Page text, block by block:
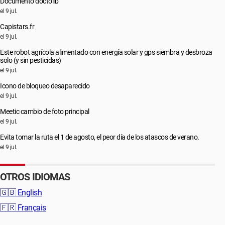
(Mbps)
Dirección IPv4: 192.168.43.168
Servidores DNS IPv4: 192.168.43.1
Fabricante: Realtek Semiconductor Corp.
Descripción: Adaptador USB inalámbrico TP-Link
Versión del controlador: 1030.44.531.2021
Dirección física (MAC): 30-DE-4B-37-CA-35
Realmente espero que alguno de ustedes pueda ayudarme
porque estoy llegando al límite de las ideas que tenía para
antemano, ¡espero sus respuestas con entusiasmo!
el 9 jul.
Capistars.fr
el 9 jul.
Este robot agrícola alimentado con energía solar y gps siembra y desbroza
solo (y sin pesticidas)
el 9 jul.
Icono de bloqueo desaparecido
el 9 jul.
Meetic cambio de foto principal
el 9 jul.
Evita tomar la ruta el 1 de agosto, el peor día de los atascos de verano.
el 9 jul.
OTROS IDIOMAS
🇬🇧 English
🇫🇷 Français